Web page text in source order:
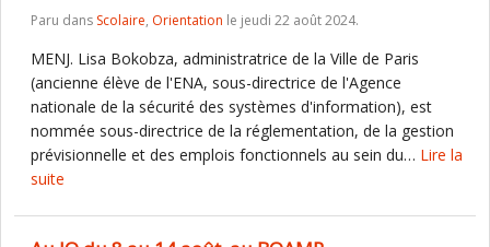
Paru dans Scolaire, Orientation le jeudi 22 août 2024.
MENJ. Lisa Bokobza, administratrice de la Ville de Paris
(ancienne élève de l'ENA, sous-directrice de l'Agence
nationale de la sécurité des systèmes d'information), est
nommée sous-directrice de la réglementation, de la gestion
prévisionnelle et des emplois fonctionnels au sein du… Lire la
suite